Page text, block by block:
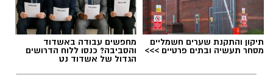
ביטוי בחשבון החשמל של תושבי מטה יהודה
ותחסוך להם עד 20% בחשבון החשמל. החשמל הוא
מוצר צריכה בסיסי בכל בית בישראל ואנו נעניק
לכל הצרכנים הזדמנות שווה לבחור את ספק
החשמל שלהן ולהוזיל את החשבון במאות ואף
תיקון והתקנת שערים חשמליים
מסחר תעשיה ובתים פרטיים >>>
מחפשים עבודה באשדוד
והסביבה? כנסו ללוח הדרושים
הגדול של אשדוד נט